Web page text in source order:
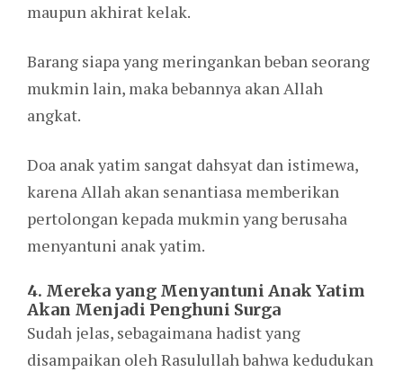
maupun akhirat kelak.
Barang siapa yang meringankan beban seorang
mukmin lain, maka bebannya akan Allah
angkat.
Doa anak yatim sangat dahsyat dan istimewa,
karena Allah akan senantiasa memberikan
pertolongan kepada mukmin yang berusaha
menyantuni anak yatim.
4. Mereka yang Menyantuni Anak Yatim
Akan Menjadi Penghuni Surga
Sudah jelas, sebagaimana hadist yang
disampaikan oleh Rasulullah bahwa kedudukan